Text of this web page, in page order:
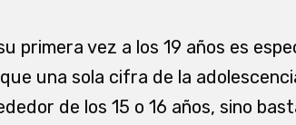
primera vez a los 19 años es
una sola cifra de la
de los 15 o 16 años, sino